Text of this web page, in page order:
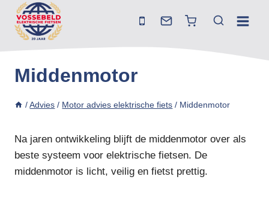
Doorgaan
naar
inhoud
Middenmotor
/ Advies / Motor advies elektrische fiets / Middenmotor
Na jaren ontwikkeling blijft de middenmotor over als
beste systeem voor elektrische fietsen. De
middenmotor is licht, veilig en fietst prettig.